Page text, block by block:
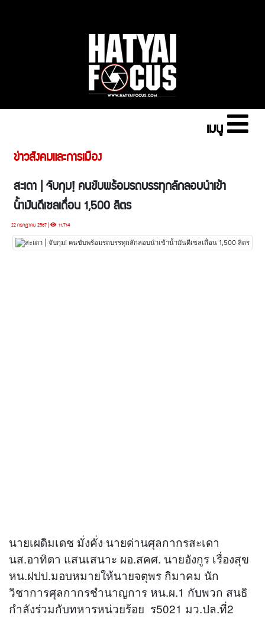
เมนู
ข่าวสังคมและการเมือง
สะเดา | จับกุม! คนขับพร้อมรถบรรทุกลักลอบนำเข้า
น้ำมันดีเซลเถื่อน 1,500 ลิตร
22 กรกฎาคม 2567 | 11,714
นายเผดิมเดช มั่งคั่ง นายด่านศุลกากรสะเดา
นส.อาทิตา แสนเสนาะ ผอ.สคศ. นายอังกูร เรื่องสุข
หน.ฝปป.มอบหมายให้นายจตุพร กิมาคม นัก
วิชาการศุลกากรชำนาญการ หน.ผ.1 กับพวก สนธิ
กำลังร่วมกับทหารหน่วยร้อย ร5021 มว.ปล.ที่2